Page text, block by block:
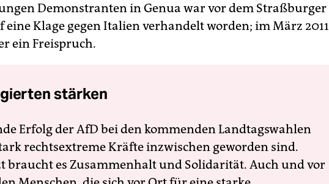
Demonstranten in Genua war vor dem Straßburger
eine Klage gegen Italien verhandelt worden; im März 2011
ein Freispruch.
stärken
Erfolg der AfD bei den kommenden Landtagswahlen
rechtsextreme Kräfte inzwischen geworden sind.
braucht es Zusammenhalt und Solidarität. Auch und vor